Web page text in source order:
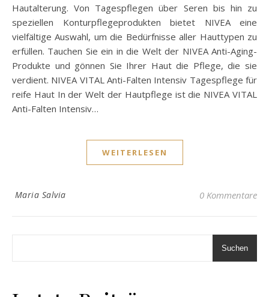
Hautalterung. Von Tagespflegen über Seren bis hin zu
speziellen Konturpflegeprodukten bietet NIVEA eine
vielfältige Auswahl, um die Bedürfnisse aller Hauttypen zu
erfüllen. Tauchen Sie ein in die Welt der NIVEA Anti-Aging-
Produkte und gönnen Sie Ihrer Haut die Pflege, die sie
verdient. NIVEA VITAL Anti-Falten Intensiv Tagespflege für
reife Haut In der Welt der Hautpflege ist die NIVEA VITAL
Anti-Falten Intensiv…
WEITERLESEN
Maria Salvia 0 Kommentare
Suchen